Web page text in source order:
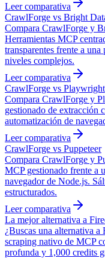
Leer comparativa
CrawlForge vs Bright
Compara CrawlForge y
Herramientas MCP
transparentes frente a
niveles complejos.
Leer comparativa
CrawlForge vs Playwright
Compara CrawlForge y
gestionado de extracción
automatización de
Leer comparativa
CrawlForge vs Puppeteer
Compara CrawlForge y
MCP gestionado frente a
navegador de Node.js.
estructurados.
Leer comparativa
La mejor alternativa a
¿Buscas una alternativa
scraping nativo de MCP
profunda y 1,000 credits